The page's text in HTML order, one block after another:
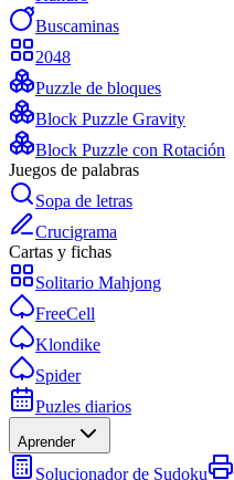
Buscaminas
2048
Puzzle de bloques
Block Puzzle Gravity
Block Puzzle con Rotación
Juegos de palabras
Sopa de letras
Crucigrama
Cartas y fichas
Solitario Mahjong
FreeCell
Klondike
Spider
Puzles diarios
Aprender
Solucionador de Sudoku